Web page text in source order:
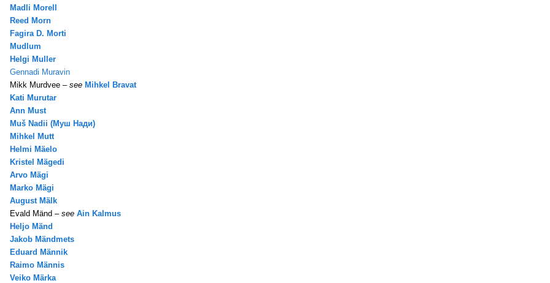
Madli Morell
Reed Morn
Fagira D. Morti
Mudlum
Helgi Muller
Gennadi Muravin
Mikk Murdvee – see Mihkel Bravat
Kati Murutar
Ann Must
Muš Nadii (Муш Нади)
Mihkel Mutt
Helmi Mäelo
Kristel Mägedi
Arvo Mägi
Marko Mägi
August Mälk
Evald Mänd – see Ain Kalmus
Heljo Mänd
Jakob Mändmets
Eduard Männik
Raimo Männis
Veiko Märka